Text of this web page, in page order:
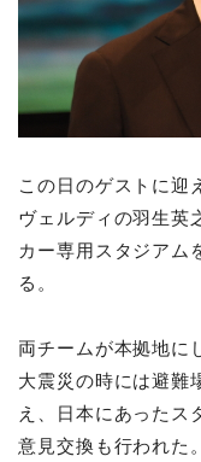
この日のゲストに迎
ヴェルディの羽生英
カー専用スタジアム
る。
両チームが本拠地に
大震災の時には避難
え、日本にあったス
意見交換も行われた